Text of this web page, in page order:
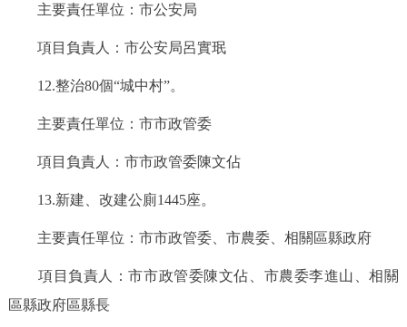
主要責任單位：市公安局
項目負責人：市公安局呂實珉
12.整治80個“城中村”。
主要責任單位：市市政管委
項目負責人：市市政管委陳文佔
13.新建、改建公廁1445座。
主要責任單位：市市政管委、市農委、相關區縣政府
項目負責人：市市政管委陳文佔、市農委李進山、相關
區縣政府區縣長